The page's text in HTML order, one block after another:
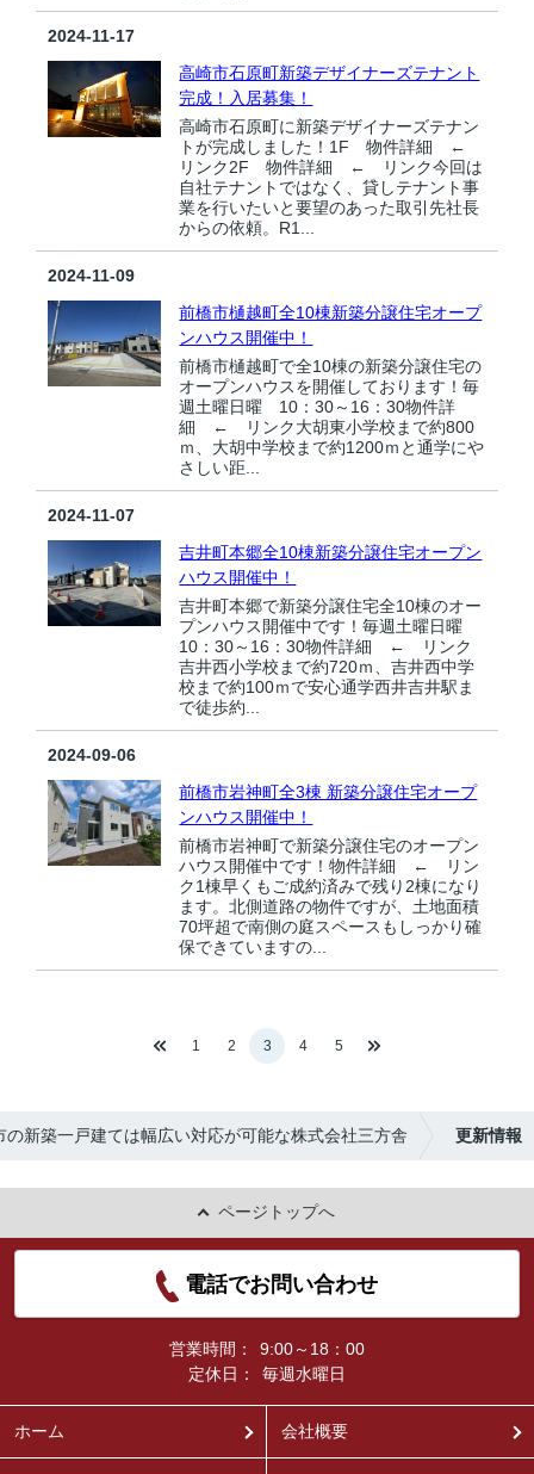
2024-11-17
高崎市石原町新築デザイナーズテナント
完成！入居募集！
高崎市石原町に新築デザイナーズテナン
トが完成しました！1F 物件詳細 ←
リンク2F 物件詳細 ← リンク今回は
自社テナントではなく、貸しテナント事
業を行いたいと要望のあった取引先社長
からの依頼。R1...
2024-11-09
前橋市樋越町全10棟新築分譲住宅オープ
ンハウス開催中！
前橋市樋越町で全10棟の新築分譲住宅の
オープンハウスを開催しております！毎
週土曜日曜 10：30～16：30物件詳
細 ← リンク大胡東小学校まで約800
ｍ、大胡中学校まで約1200ｍと通学にや
さしい距...
2024-11-07
吉井町本郷全10棟新築分譲住宅オープン
ハウス開催中！
吉井町本郷で新築分譲住宅全10棟のオー
プンハウス開催中です！毎週土曜日曜
10：30～16：30物件詳細 ← リンク
吉井西小学校まで約720ｍ、吉井西中学
校まで約100ｍで安心通学西井吉井駅ま
で徒歩約...
2024-09-06
前橋市岩神町全3棟 新築分譲住宅オープ
ンハウス開催中！
前橋市岩神町で新築分譲住宅のオープン
ハウス開催中です！物件詳細 ← リン
ク1棟早くもご成約済みで残り2棟になり
ます。北側道路の物件ですが、土地面積
70坪超で南側の庭スペースもしっかり確
保できていますの...
1 2 3 4 5
の新築一戸建ては幅広い対応が可能な株式会社三方舎 更新情報
ページトップへ
電話でお問い合わせ
営業時間：
9:00～18：00
定休日：
毎週水曜日
ホーム 会社概要